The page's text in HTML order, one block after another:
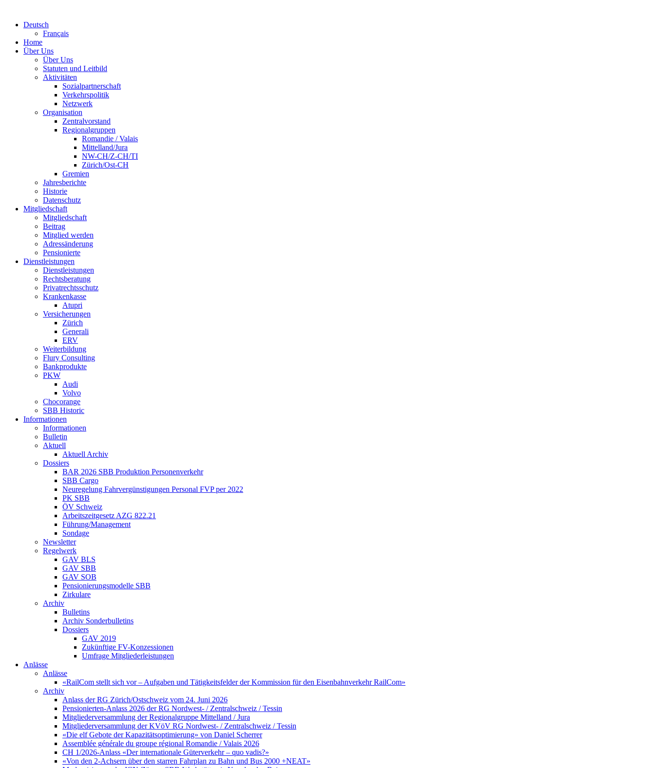
Deutsch
Français
Home
Über Uns
Über Uns
Statuten und Leitbild
Aktivitäten
Sozialpartnerschaft
Verkehrspolitik
Netzwerk
Organisation
Zentralvorstand
Regionalgruppen
Romandie / Valais
Mittelland/Jura
NW-CH/Z-CH/TI
Zürich/Ost-CH
Gremien
Jahresberichte
Historie
Datenschutz
Mitgliedschaft
Mitgliedschaft
Beitrag
Mitglied werden
Adressänderung
Pensionierte
Dienstleistungen
Dienstleistungen
Rechtsberatung
Privatrechtsschutz
Krankenkasse
Atupri
Versicherungen
Zürich
Generali
ERV
Weiterbildung
Flury Consulting
Bankprodukte
PKW
Audi
Volvo
Chocorange
SBB Historic
Informationen
Informationen
Bulletin
Aktuell
Aktuell Archiv
Dossiers
BAR 2026 SBB Produktion Personenverkehr
SBB Cargo
Neuregelung Fahrvergünstigungen Personal FVP per 2022
PK SBB
ÖV Schweiz
Arbeitszeitgesetz AZG 822.21
Führung/Management
Sondage
Newsletter
Regelwerk
GAV BLS
GAV SBB
GAV SOB
Pensionierungsmodelle SBB
Zirkulare
Archiv
Bulletins
Archiv Sonderbulletins
Dossiers
GAV 2019
Zukünftige FV-Konzessionen
Umfrage Mitgliederleistungen
Anlässe
Anlässe
«RailCom stellt sich vor – Aufgaben und Tätigkeitsfelder der Kommission für den Eisenbahnverkehr RailCom»
Archiv
Anlass der RG Zürich/Ostschweiz vom 24. Juni 2026
Pensionierten-Anlass 2026 der RG Nordwest- / Zentralschweiz / Tessin
Mitgliederversammlung der Regionalgruppe Mittelland / Jura
Mitgliederversammlung der KVöV RG Nordwest- / Zentralschweiz / Tessin
«Die elf Gebote der Kapazitätsoptimierung» von Daniel Scherrer
Assemblée générale du groupe régional Romandie / Valais 2026
CH 1/2026-Anlass «Der internationale Güterverkehr – quo vadis?»
«Von den 2-Achsern über den starren Fahrplan zu Bahn und Bus 2000 +NEAT»